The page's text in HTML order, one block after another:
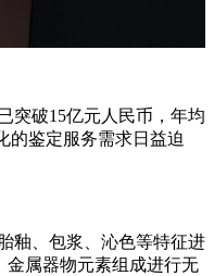
突破15亿元人民币，年均
的鉴定服务需求日益迫
釉、包浆、沁色等特征进
金属器物元素组成进行无